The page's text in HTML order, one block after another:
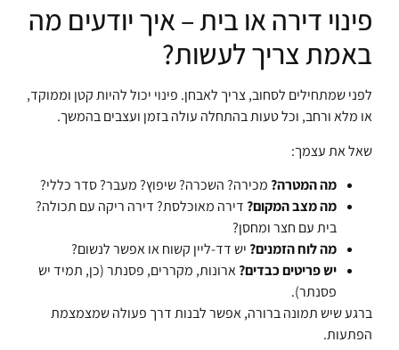
פינוי דירה או בית – איך יודעים מה
באמת צריך לעשות?
לפני שמתחילים לסחוב, צריך לאבחן. פינוי יכול להיות קטן וממוקד,
או מלא ורחב, וכל טעות בהתחלה עולה בזמן ועצבים בהמשך.
שאל את עצמך:
מה המטרה?מכירה? השכרה? שיפוץ? מעבר? סדר כללי?
מה מצב המקום?דירה מאוכלסת? דירה ריקה עם תכולה?
בית עם חצר ומחסן?
מה לוח הזמנים?יש דד-ליין קשוח או אפשר לנשום?
יש פריטים כבדים?ארונות, מקררים, פסנתר (כן, תמיד יש
פסנתר).
ברגע שיש תמונה ברורה, אפשר לבנות דרך פעולה שמצמצמת
הפתעות.